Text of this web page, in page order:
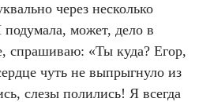
через несколько
может, дело в
спрашиваю: «Ты куда? Егор,
чуть не выпрыгнуло из
слезы полились! Я всегда